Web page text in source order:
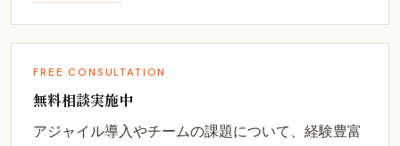
FREE CONSULTATION
無料相談実施中
アジャイル導入やチームの課題について、経験豊富